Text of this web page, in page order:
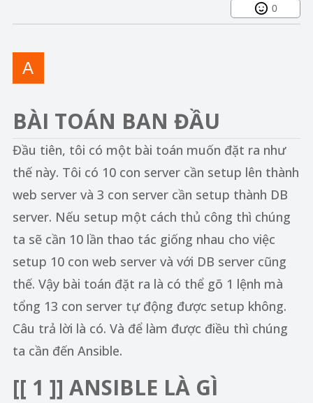
0
BÀI TOÁN BAN ĐẦU
Đầu tiên, tôi có một bài toán muốn đặt ra như
thế này. Tôi có 10 con server cần setup lên thành
web server và 3 con server cần setup thành DB
server. Nếu setup một cách thủ công thì chúng
ta sẽ cần 10 lần thao tác giống nhau cho việc
setup 10 con web server và với DB server cũng
thế. Vậy bài toán đặt ra là có thể gõ 1 lệnh mà
tổng 13 con server tự động được setup không.
Câu trả lời là có. Và để làm được điều thì chúng
ta cần đến Ansible.
[[ 1 ]] ANSIBLE LÀ GÌ